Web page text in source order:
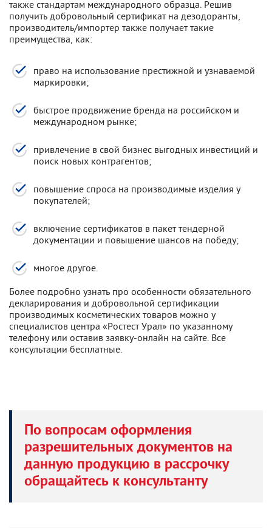
также стандартам международного образца. Решив
получить добровольный сертификат на дезодоранты,
производитель/импортер также получает такие
преимущества, как:
право на использование престижной и узнаваемой
маркировки;
быстрое продвижение бренда на российском и
международном рынке;
привлечение в свой бизнес выгодных инвестиций и
поиск новых контрагентов;
повышение спроса на производимые изделия у
покупателей;
включение сертификатов в пакет тендерной
документации и повышение шансов на победу;
многое другое.
Более подробно узнать про особенности обязательного
декларирования и добровольной сертификации
производимых косметических товаров можно у
специалистов центра «Ростест Урал» по указанному
телефону или оставив заявку-онлайн на сайте. Все
консультации бесплатные.
По вопросам оформления
разрешительных документов на
данную продукцию в рассрочку
обращайтесь к консультанту